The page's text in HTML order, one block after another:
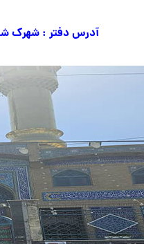
آدرس دفتر : شهرک شهید خرازی